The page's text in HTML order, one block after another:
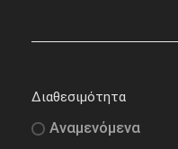
Διαθεσιμότητα
Αναμενόμενα